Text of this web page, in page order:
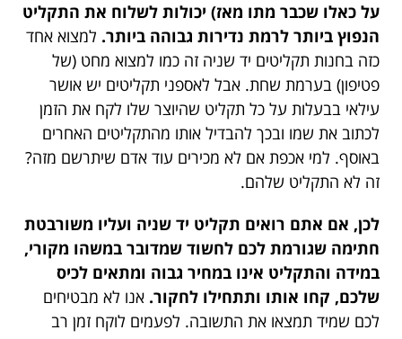
על כאלו שכבר מתו מאז) יכולות לשלוח את התקליט
הנפוץ ביותר לרמת נדירות גבוהה ביותר. למצוא אחד
כזה בחנות תקליטים יד שניה זה כמו למצוא מחט (של
פטיפון) בערמת שחת. אבל לאספני תקליטים יש אושר
עילאי בבעלות על כל תקליט שהיוצר שלו לקח את הזמן
לכתוב את שמו ובכך להבדיל אותו מהתקליטים האחרים
באוסף. למי אכפת אם לא מכירים עוד אדם שיתרשם מזה?
זה לא התקליט שלהם.
לכן, אם אתם רואים תקליט יד שניה ועליו משורבטת
חתימה שגורמת לכם לחשוד שמדובר במשהו מקורי,
במידה והתקליט אינו במחיר גבוה ומתאים לכיס
שלכם, קחו אותו ותתחילו לחקור. אנו לא מבטיחים
לכם שמיד תמצאו את התשובה. לפעמים לוקח זמן רב